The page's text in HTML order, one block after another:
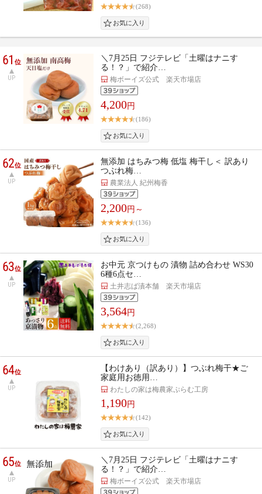
(268)
61位
UP
＼7月25日 フジテレビ「土曜はナニす
る！？」で紹介…
梅ボーイズ公式 楽天市場店
4,200円
(186)
62位
UP
無添加 はちみつ梅 低塩 梅干し＜ 訳あり
つぶれ梅…
農業法人 紀州梅香
2,200円～
(136)
63位
UP
お中元 京つけもの 漬物 詰め合わせ WS30
6種6点セ…
土井志ば漬本舗 楽天市場店
3,564円
(2,268)
64位
UP
【わけあり（訳あり）】つぶれ梅干★ご
家庭用お徳用…
わたしの家は梅農家ぷらむ工房
1,190円
(142)
65位
UP
＼7月25日 フジテレビ「土曜はナニす
る！？」で紹介…
梅ボーイズ公式 楽天市場店